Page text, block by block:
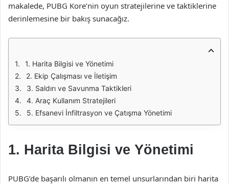
makalede, PUBG Kore’nin oyun stratejilerine ve taktiklerine
derinlemesine bir bakış sunacağız.
1. Harita Bilgisi ve Yönetimi
2. Ekip Çalışması ve İletişim
3. Saldırı ve Savunma Taktikleri
4. Araç Kullanım Stratejileri
5. Efsanevi İnfiltrasyon ve Çatışma Yönetimi
1. Harita Bilgisi ve Yönetimi
PUBG’de başarılı olmanın en temel unsurlarından biri harita